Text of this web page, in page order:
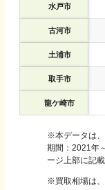
水戸市
古河市
土浦市
取手市
龍ケ崎市
※本データは
期間：2021年
ージ上部に記
※買取相場は、